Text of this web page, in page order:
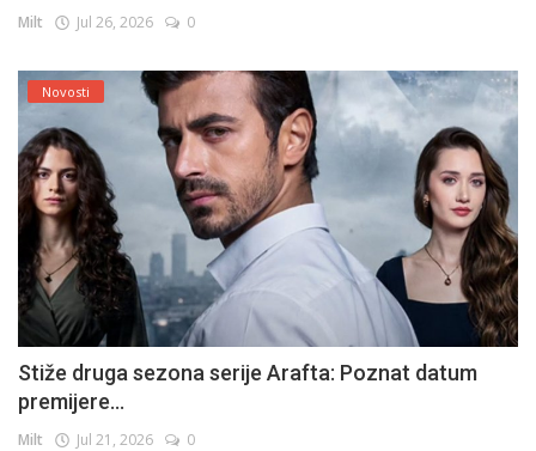
Milt Jul 26, 2026 0
Novosti
Stiže druga sezona serije Arafta: Poznat datum
premijere...
Milt Jul 21, 2026 0